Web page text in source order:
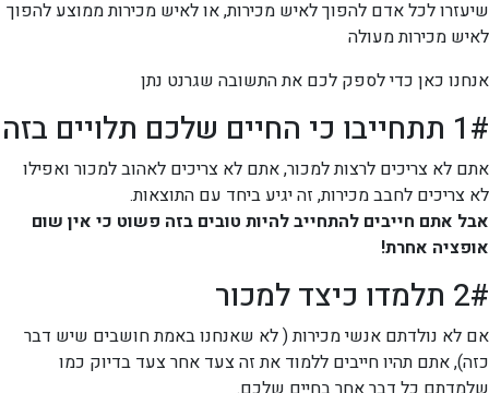
שיעזרו לכל אדם להפוך לאיש מכירות, או לאיש מכירות ממוצע להפוך
לאיש מכירות מעולה
אנחנו כאן כדי לספק לכם את התשובה שגרנט נתן
1# תתחייבו כי החיים שלכם תלויים בזה
אתם לא צריכים לרצות למכור, אתם לא צריכים לאהוב למכור ואפילו
לא צריכים לחבב מכירות, זה יגיע ביחד עם התוצאות.
אבל אתם חייבים להתחייב להיות טובים בזה פשוט כי אין שום
אופציה אחרת!
2# תלמדו כיצד למכור
אם לא נולדתם אנשי מכירות ( לא שאנחנו באמת חושבים שיש דבר
כזה), אתם תהיו חייבים ללמוד את זה צעד אחר צעד בדיוק כמו